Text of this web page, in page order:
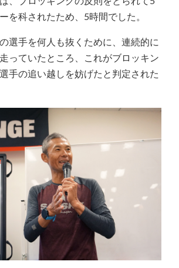
を科されたため、5時間でした。
選手を何人も抜くために、連続的に
っていたところ、これがブロッキン
手の追い越しを妨げたと判定された